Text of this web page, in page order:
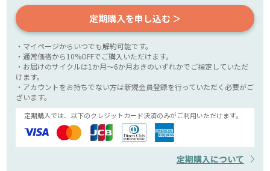
定期購入を申し込む ＞
・マイページからいつでも解約可能です。
・通常価格から10%OFFでご購入いただけます。
・お届けのサイクルは1か月～6か月おきのいずれかでご指定していただ
けます。
・アカウントをお持ちでない方は新規会員登録を行っていただく必要がご
ざいます。
定期購入では、以下のクレジットカード決済のみがご利用いただけます。
定期購入について